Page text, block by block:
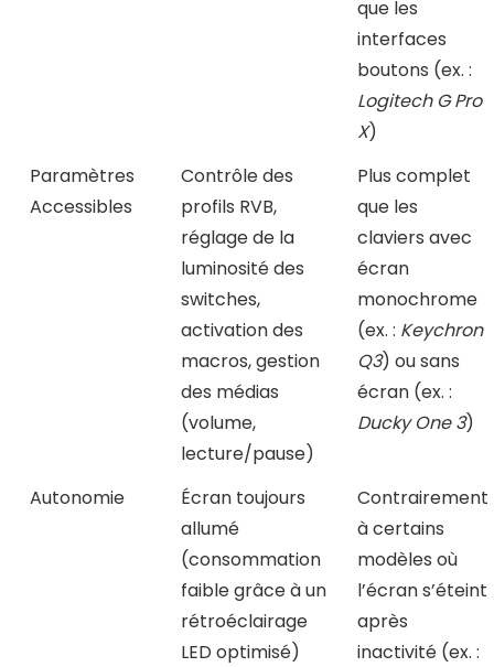
que les
interfaces
boutons (ex. :
Logitech G Pro
X)
Paramètres
Accessibles
Contrôle des
profils RVB,
réglage de la
luminosité des
switches,
activation des
macros, gestion
des médias
(volume,
lecture/pause)
Plus complet
que les
claviers avec
écran
monochrome
(ex. : Keychron
Q3) ou sans
écran (ex. :
Ducky One 3)
Autonomie
Écran toujours
allumé
(consommation
faible grâce à un
rétroéclairage
LED optimisé)
Contrairement
à certains
modèles où
l’écran s’éteint
après
inactivité (ex. :